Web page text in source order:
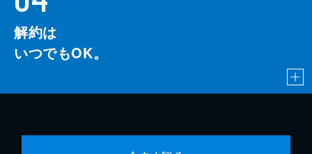
解約は
いつでもOK。